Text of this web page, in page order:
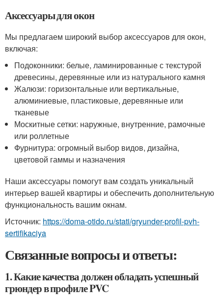
Аксессуары для окон
Мы предлагаем широкий выбор аксессуаров для окон,
включая:
Подоконники: белые, ламинированные с текстурой
древесины, деревянные или из натурального камня
Жалюзи: горизонтальные или вертикальные,
алюминиевые, пластиковые, деревянные или
тканевые
Москитные сетки: наружные, внутренние, рамочные
или роллетные
Фурнитура: огромный выбор видов, дизайна,
цветовой гаммы и назначения
Наши аксессуары помогут вам создать уникальный
интерьер вашей квартиры и обеспечить дополнительную
функциональность вашим окнам.
Источник: https://doma-otido.ru/stati/gryunder-profil-pvh-
sertifikaciya
Связанные вопросы и ответы:
1. Какие качества должен обладать успешный
грюндер в профиле PVC